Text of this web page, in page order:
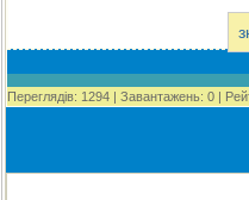
Переглядів: 1294 | Завантажень: 0 |